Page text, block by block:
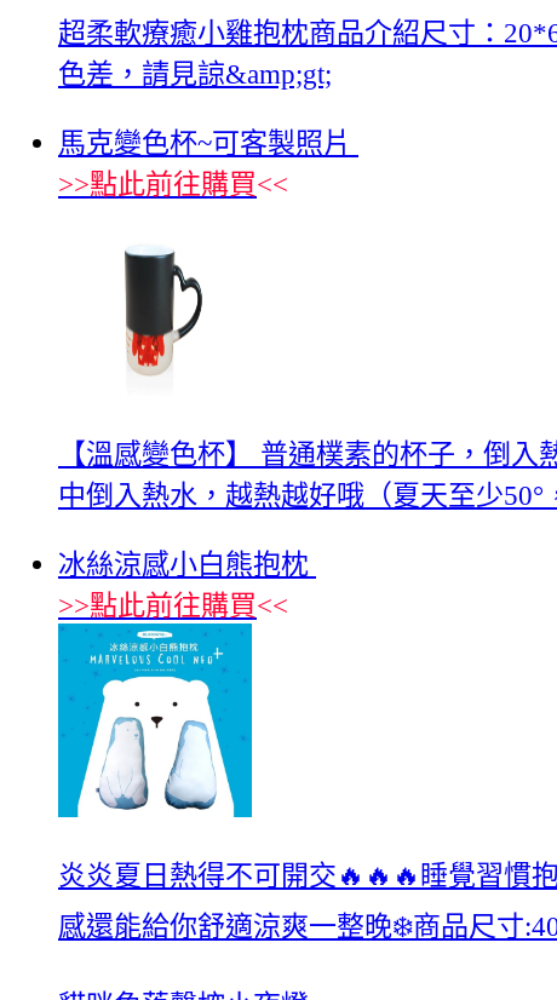
超柔軟療癒小雞抱枕商品介紹尺寸：
色差，請見諒&amp;gt;
馬克變色杯~可客製照片
>>點此前往購買<<
【溫感變色杯】 普通樸素的杯子，倒
中倒入熱水，越熱越好哦（夏天至少
冰絲涼感小白熊抱枕
>>點此前往購買<<
炎炎夏日熱得不可開交🔥🔥🔥睡覺習慣
感還能給你舒適涼爽一整晚❄️商品尺寸